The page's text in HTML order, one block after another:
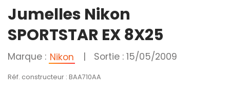
Jumelles Nikon
SPORTSTAR EX 8X25
Marque : Nikon | Sortie : 15/05/2009
Réf. constructeur : BAA710AA